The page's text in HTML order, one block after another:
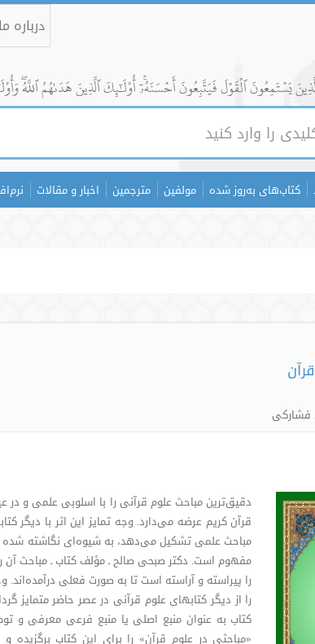
درباره ما
يَسۡتَمِعُونَ ٱلۡقَوۡلَ فَيَتَّبِعُونَ أَحۡسَنَهُۥٓۚ أُوْلَٰٓئِكَ ٱلَّذِينَ هَدَىٰهُمُ ٱللَّهُۖ
کتاب‌های به‌روز شده مولفین مترجمین اخبار و مقالات
فشارکی
دقیق‌ترین مباحث علوم قرآنی را با اسلوبی علمی و
قرآن کریم عرضه می‌دارد. وجه تمایز این اثر با دیگر
مباحث علمی تشکیل می‌دهد، به شیوه‌ای نگاشته شده
مفهوم است. دکتر صبحی صالح ـ مؤلف کتاب ـ مباحث آن
را پیراسته و آراسته است تا به صورت فعلی
را از دیگر کتابهای علوم قرآنی در عصر حاضر
کتاب به عنوان منبع اصلی یا منبع فرعی معرفی و
«مباحثی در علوم قرآن» را برای این کتاب برگزیده